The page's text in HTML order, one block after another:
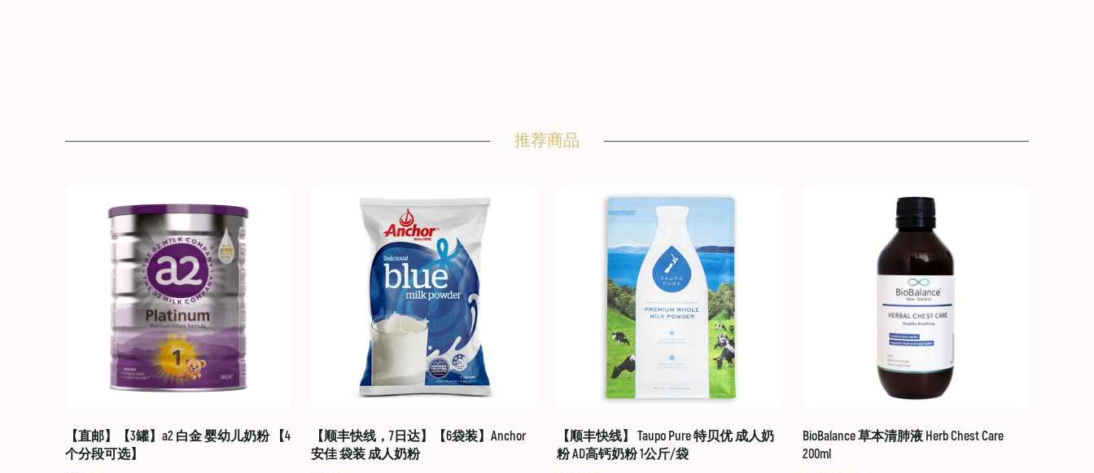
推荐商品
【直邮】【3罐】a2 白金 婴幼儿奶粉 【4
个分段可选】
【顺丰快线，7日达】【6袋装】Anchor
安佳 袋装 成人奶粉
【顺丰快线】 Taupo Pure 特贝优 成人奶
粉 AD高钙奶粉 1公斤/袋
BioBalance 草本清肺液 Herb Chest Care
200ml